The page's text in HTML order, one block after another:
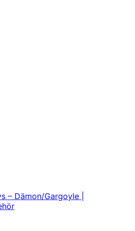
– Dämon/Gargoyle |